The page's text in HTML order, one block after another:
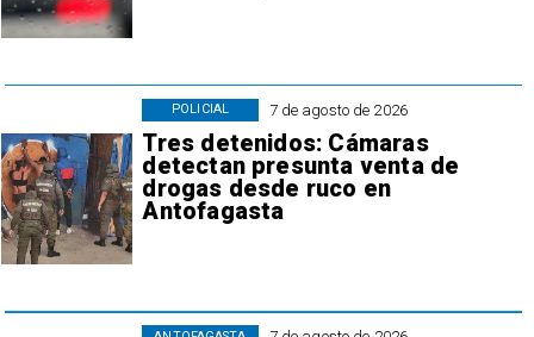
7 de agosto de 2026
Tres detenidos: Cámaras
detectan presunta venta de
drogas desde ruco en
Antofagasta
POLICIAL